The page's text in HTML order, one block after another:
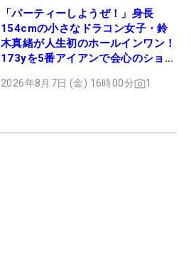
「パーティーしようぜ！」身長
154cmの小さなドラコン女子・鈴
木真緒が人生初のホールインワン！
173yを5番アイアンで会心のショッ
2026年8月7日 (金) 16時00分 1